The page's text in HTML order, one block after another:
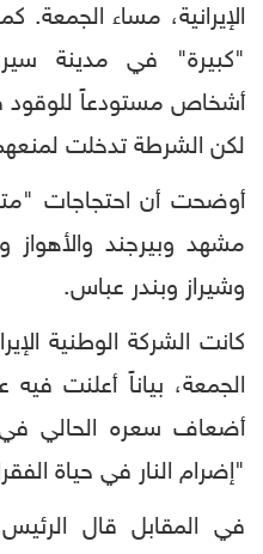
الإيرانية، مساء الجمعة.
"كبيرة" في مدينة
أشخاص مستودعاً للوقود
لكن الشرطة تدخلت
أوضحت أن احتجاجات
مشهد وبيرجند
وشيراز وبندر عباس.
كانت الشركة الوطنية
الجمعة، بياناً أعلنت فيه
أضعاف سعره الحالي في
"إضرام النار في حياة
في المقابل قال